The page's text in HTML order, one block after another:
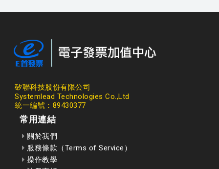
矽聯科技股份有限公司
Systemlead Technologies Co.,Ltd
統一編號：89430377
常用連結
關於我們
服務條款（Terms of Service）
操作教學